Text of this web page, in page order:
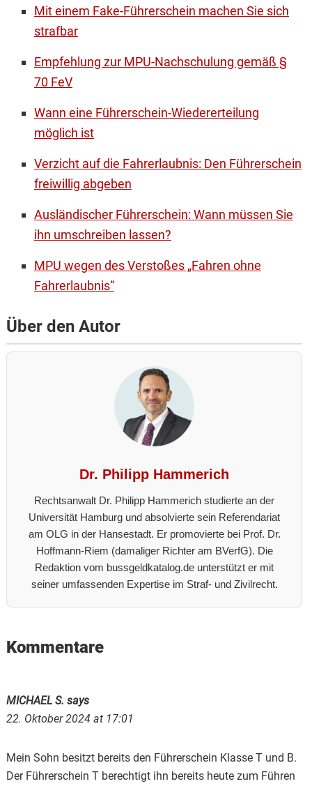
Mit einem Fake-Führerschein machen Sie sich
strafbar
Empfehlung zur MPU-Nachschulung gemäß §
70 FeV
Wann eine Führerschein-Wiedererteilung
möglich ist
Verzicht auf die Fahrerlaubnis: Den Führerschein
freiwillig abgeben
Ausländischer Führerschein: Wann müssen Sie
ihn umschreiben lassen?
MPU wegen des Verstoßes „Fahren ohne
Fahrerlaubnis“
Über den Autor
Dr. Philipp Hammerich
Rechtsanwalt Dr. Philipp Hammerich studierte an der
Universität Hamburg und absolvierte sein Referendariat
am OLG in der Hansestadt. Er promovierte bei Prof. Dr.
Hoffmann-Riem (damaliger Richter am BVerfG). Die
Redaktion vom bussgeldkatalog.de unterstützt er mit
seiner umfassenden Expertise im Straf- und Zivilrecht.
Reader
Kommentare
MICHAEL S. says
22. Oktober 2024 at 17:01
Mein Sohn besitzt bereits den Führerschein Klasse T und B.
Der Führerschein T berechtigt ihn bereits heute zum Führen